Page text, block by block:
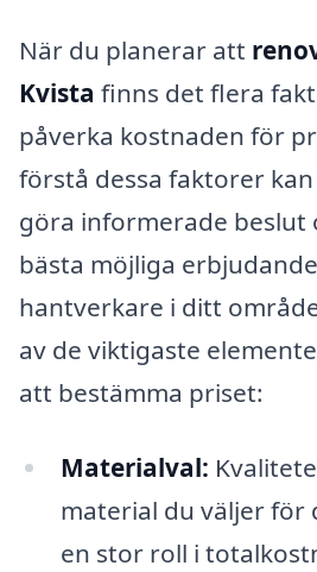
När du planerar att
Kvista finns det flera
påverka kostnaden för
förstå dessa faktorer
göra informerade beslut
bästa möjliga
hantverkare i ditt
av de viktigaste
att bestämma priset:
Materialval:
material du väljer för
en stor roll i